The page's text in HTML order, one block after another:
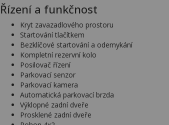
Řízení a funkčnost
Kryt zavazadlového prostoru
Startování tlačítkem
Bezklíčové startování a odemykání
Kompletní rezervní kolo
Posilovač řízení
Parkovací senzor
Parkovací kamera
Automatická parkovací brzda
Výklopné zadní dveře
Prosklené zadní dveře